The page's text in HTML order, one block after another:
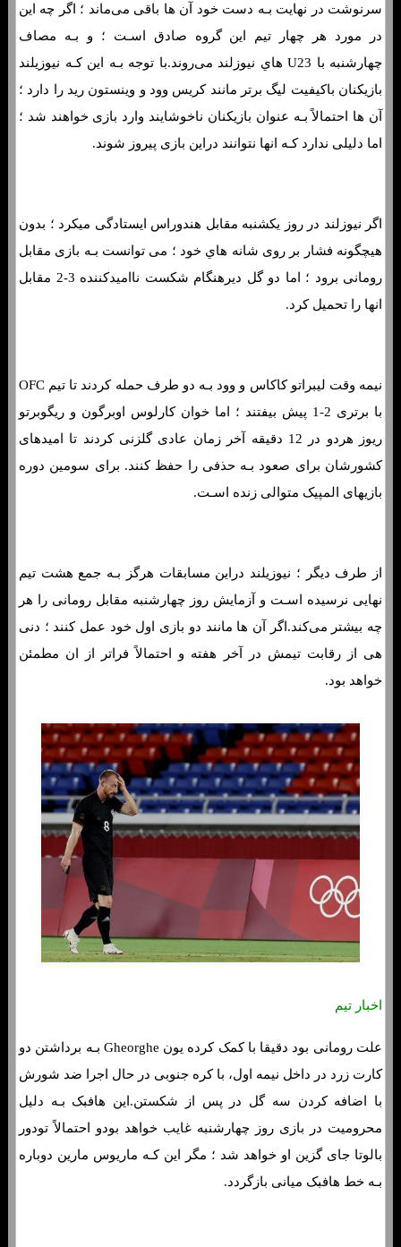
سرنوشت در نهایت بـه دست خود آن ها باقی می‌ماند ؛ اگر چه این
در مورد هر چهار تیم این گروه صادق اسـت ؛ و بـه مصاف
چهارشنبه با U23 هاي‌ نیوزلند می‌روند.با توجه بـه این کـه نیوزیلند
بازیکنان باکیفیت لیگ برتر مانند کریس وود و وینستون رید را دارد ؛
آن ها احتمالاً بـه عنوان بازیکنان ناخوشایند وارد بازی خواهند شد ؛
اما دلیلی ندارد کـه انها نتوانند دراین بازی پیروز شوند.
اگر نیوزلند در روز یکشنبه مقابل هندوراس ایستادگی میکرد ؛ بدون
هیچگونه فشار بر روی شانه هاي‌ خود ؛ می توانست بـه بازی مقابل
رومانی برود ؛ اما دو گل دیرهنگام شکست ناامیدکننده 3-2 مقابل
انها را تحمیل کرد.
نیمه وقت لیبراتو کاکاس و وود بـه دو طرف حمله کردند تا تیم OFC
با برتری 2-1 پیش بیفتند ؛ اما خوان کارلوس اوبرگون و ریگوبرتو
ریوز هردو در 12 دقیقه آخر زمان عادی گلزنی کردند تا امیدهای
کشورشان برای صعود بـه حذفی را حفظ کنند. برای سومین دوره
بازیهای المپیک متوالی زنده اسـت.
از طرف دیگر ؛ نیوزیلند دراین مسابقات هرگز بـه جمع هشت تیم
نهایی نرسیده اسـت و آزمایش روز چهارشنبه مقابل رومانی را هر
چه بیشتر می‌کند.اگر آن ها مانند دو بازی اول خود عمل کنند ؛ دنی
هی از رقابت تیمش در آخر هفته و احتمالاً فراتر از ان مطمئن
خواهد بود.
اخبار تیم
علت رومانی بود دقیقا با کمک کرده یون Gheorghe بـه برداشتن دو
کارت زرد در داخل نیمه اول، با کره جنوبی در حال اجرا ضد شورش
با اضافه کردن سه گل در پس از شکستن.این هافبک بـه دلیل
محرومیت در بازی روز چهارشنبه غایب خواهد بودو احتمالاً تودور
بالوتا جای گزین او خواهد شد ؛ مگر این کـه ماریوس مارین دوباره
بـه خط هافبک میانی بازگردد.